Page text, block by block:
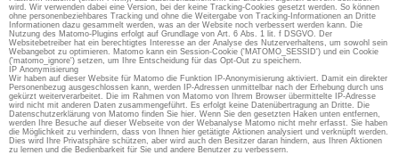
wird. Wir verwenden dabei eine Version, bei der keine Tracking-Cookies gesetzt werden. So können
ohne personenbeziehbares Tracking und ohne die Weitergabe von Tracking-Informationen an Dritte
Informationen dazu gesammelt werden, was an der Website noch verbessert werden kann. Die
Nutzung des Matomo-Plugins erfolgt auf Grundlage von Art. 6 Abs. 1 lit. f DSGVO. Der
Websitebetreiber hat ein berechtigtes Interesse an der Analyse des Nutzerverhaltens, um sowohl sein
Webangebot zu optimieren. Matomo kann ein Session-Cookie ('MATOMO_SESSID') und ein Cookie
('matomo_ignore') setzen, um Ihre Entscheidung für das Opt-Out zu speichern.
IP Anonymisierung
Wir haben auf dieser Website für Matomo die Funktion IP-Anonymisierung aktiviert. Damit ein direkter
Personenbezug ausgeschlossen kann, werden IP-Adressen unmittelbar nach der Erhebung durch uns
gekürzt weiterverarbeitet. Die im Rahmen von Matomo von Ihrem Browser übermittelte IP-Adresse
wird nicht mit anderen Daten zusammengeführt. Es erfolgt keine Datenübertragung an Dritte. Die
Datenschutzerklärung von Matomo finden Sie hier. Wenn Sie den gesetzten Haken unten entfernen,
werden Ihre Besuche auf dieser Webseite von der Webanalyse Matomo nicht mehr erfasst. Sie haben
die Möglichkeit zu verhindern, dass von Ihnen hier getätigte Aktionen analysiert und verknüpft werden.
Dies wird Ihre Privatsphäre schützen, aber wird auch den Besitzer daran hindern, aus Ihren Aktionen
zu lernen und die Bedienbarkeit für Sie und andere Benutzer zu verbessern.